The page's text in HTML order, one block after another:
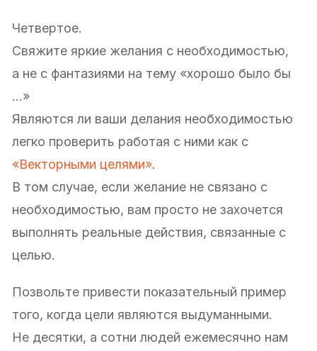
Четвертое.
Свяжите яркие желания с необходимостью,
а не с фантазиями на тему «хорошо было бы
…»
Являются ли ваши делания необходимостью
легко проверить работая с ними как с
«Векторными целями».
В том случае, если желание не связано с
необходимостью, вам просто не захочется
выполнять реальные действия, связанные с
целью.
Позвольте привести показательный пример
того, когда цели являются выдуманными.
Не десятки, а сотни людей ежемесячно нам